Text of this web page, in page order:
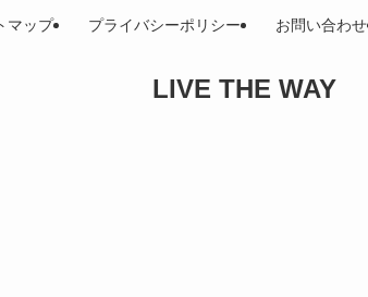
LIVE THE WAY
マップ プライバシーポリシー お問い合わせ